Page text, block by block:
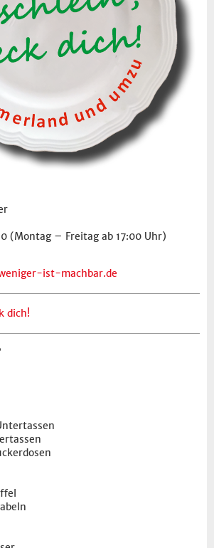
(Montag – Freitag ab 17:00 Uhr)
ist-machbar.de
dich!